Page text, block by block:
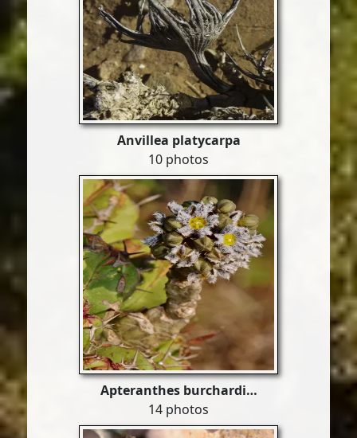
Anvillea platycarpa
10 photos
Apteranthes burchardi…
14 photos